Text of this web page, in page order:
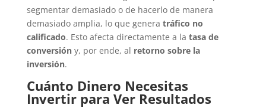
segmentar demasiado o de hacerlo de manera
demasiado amplia, lo que genera tráfico no
calificado. Esto afecta directamente a la tasa de
conversióny, por ende, al retorno sobre la
inversión.
Cuánto Dinero Necesitas
Invertir para Ver Resultados